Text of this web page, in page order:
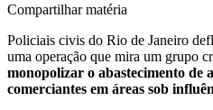
Compartilhar matéria
Policiais civis do Rio de Janeiro
uma operação que mira um grupo
monopolizar o abastecimento de
comerciantes em áreas sob